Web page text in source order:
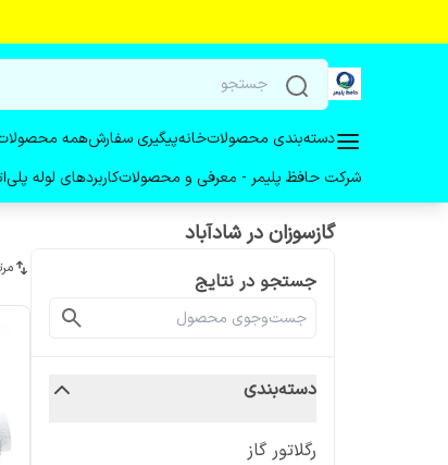
دسته‌بندی محصولاتخانهپیگیری سفارشهمه
شرکت حافظ پلیمر - معرفی و محصولاتکاربردهای لوله
گازسوزان در شادآباد
جستجو در نتایج
دسته‌بندی
رگلاتور گاز